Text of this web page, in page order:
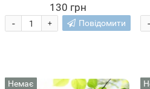
130 грн
+
- Повідомити -
Немає